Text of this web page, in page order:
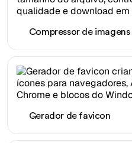
Compressor de imagens
Gerador de favicon